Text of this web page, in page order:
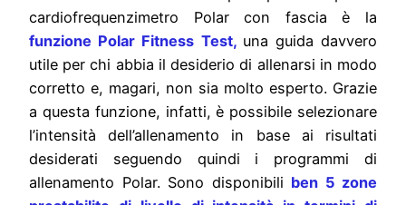
cardiofrequenzimetro Polar con fascia è la
funzione Polar Fitness Test, una guida davvero
utile per chi abbia il desiderio di allenarsi in modo
corretto e, magari, non sia molto esperto. Grazie
a questa funzione, infatti, è possibile selezionare
l’intensità dell’allenamento in base ai risultati
desiderati seguendo quindi i programmi di
allenamento Polar. Sono disponibili ben 5 zone